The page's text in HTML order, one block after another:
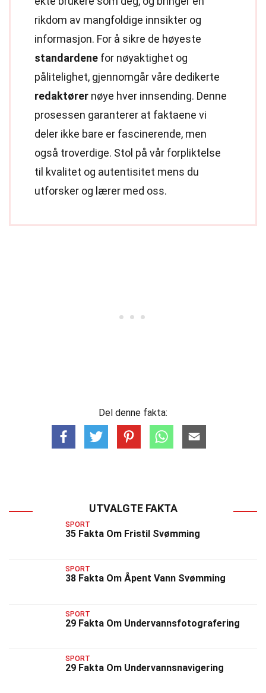
rikdom av mangfoldige innsikter og
informasjon. For å sikre de høyeste
standardene for nøyaktighet og
pålitelighet, gjennomgår våre dedikerte
redaktører nøye hver innsending. Denne
prosessen garanterer at faktaene vi
deler ikke bare er fascinerende, men
også troverdige. Stol på vår forpliktelse
til kvalitet og autentisitet mens du
utforsker og lærer med oss.
Del denne fakta:
UTVALGTE FAKTA
SPORT
35 Fakta Om Fristil Svømming
SPORT
38 Fakta Om Åpent Vann Svømming
SPORT
29 Fakta Om Undervannsfotografering
SPORT
29 Fakta Om Undervannsnavigering